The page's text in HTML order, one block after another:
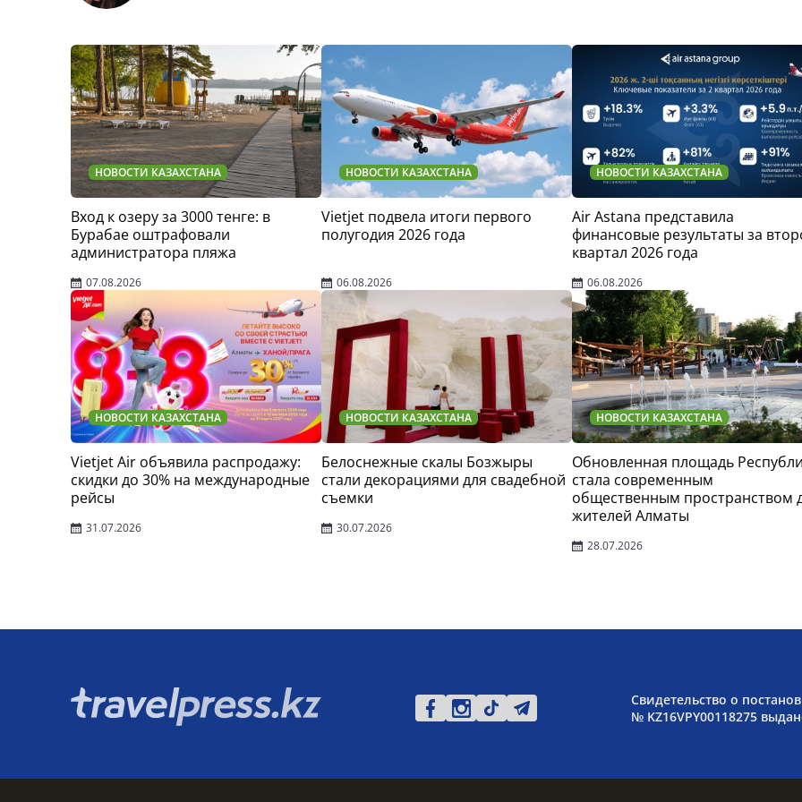
НОВОСТИ КАЗАХСТАНА
Вход к озеру за 3000 тенге: в
Бурабае оштрафовали
администратора пляжа
07.08.2026
НОВОСТИ КАЗАХСТАНА
Vietjet подвела итоги первого
полугодия 2026 года
06.08.2026
НОВОСТИ КАЗАХСТАНА
Air Astana представила
финансовые результаты за
квартал 2026 года
06.08.2026
НОВОСТИ КАЗАХСТАНА
Vietjet Air объявила распродажу:
скидки до 30% на международные
рейсы
31.07.2026
НОВОСТИ КАЗАХСТАНА
Белоснежные скалы Бозжыры
стали декорациями для свадебной
съемки
30.07.2026
НОВОСТИ КАЗАХСТАНА
Обновленная площадь
стала современным
общественным пространством
жителей Алматы
28.07.2026
Свидетельство о
№ KZ16VPY00118275